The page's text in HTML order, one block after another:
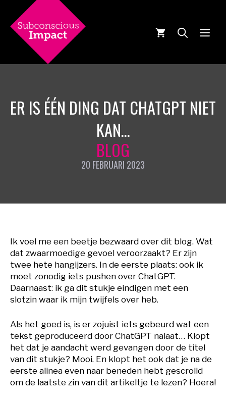
naar
inhoud
ER IS ÉÉN DING DAT CHATGPT NIET
KAN…
BLOG
20 FEBRUARI 2023
Ik voel me een beetje bezwaard over dit blog. Wat
dat zwaarmoedige gevoel veroorzaakt? Er zijn
twee hete hangijzers. In de eerste plaats: ook ik
moet zonodig iets pushen over ChatGPT.
Daarnaast: ik ga dit stukje eindigen met een
slotzin waar ik mijn twijfels over heb.
Als het goed is, is er zojuist iets gebeurd wat een
tekst geproduceerd door ChatGPT nalaat… Klopt
het dat je aandacht werd gevangen door de titel
van dit stukje? Mooi. En klopt het ook dat je na de
eerste alinea even naar beneden hebt gescrolld
om de laatste zin van dit artikeltje te lezen? Hoera!